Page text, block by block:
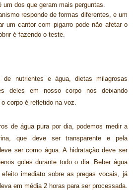
dos que geram mais perguntas.
responde de formas diferentes, e um
um cantor com pigarro pode não afetar o
é fazendo o teste.
de nutrientes e água, dietas milagrosas
deles em nosso corpo nos deixando
corpo é refletido na voz.
de água pura por dia, podemos medir a
que deve ser transparente e pela
ser como água. A hidratação deve ser
goles durante todo o dia. Beber água
imediato sobre as pregas vocais, já
em média 2 horas para ser processada.